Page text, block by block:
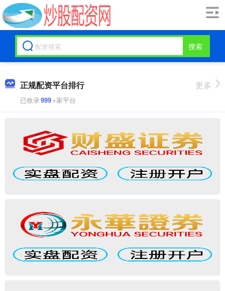
搜索
正规配资平台排行
已收录999+家平台
更多